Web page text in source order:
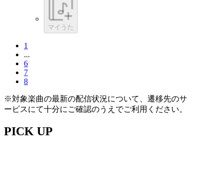
マイうた
1
...
6
7
8
※対象楽曲の最新の配信状況について、遷移先のサ
ービスにて十分にご確認のうえでご利用ください。
PICK UP